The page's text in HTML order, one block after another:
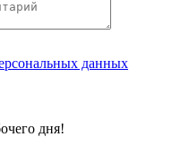
данных
дня!